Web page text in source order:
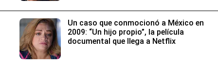
Un caso que conmocionó a México en
2009: “Un hijo propio”, la película
documental que llega a Netflix